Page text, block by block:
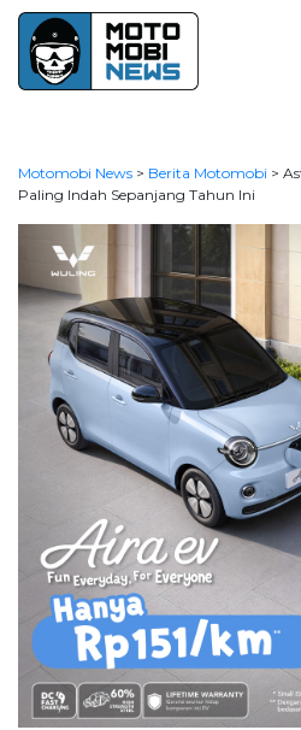
Motomobi News > Berita Motomobi >
Paling Indah Sepanjang Tahun Ini